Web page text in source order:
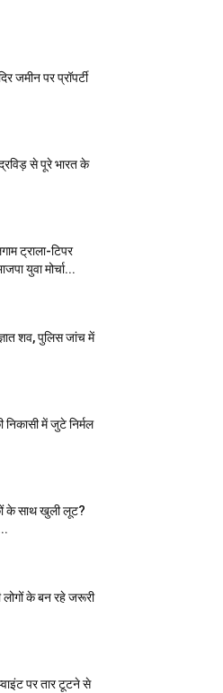
जमीन पर प्रॉपर्टी
से पूरे भारत के
ट्राला-टिपर
युवा मोर्चा...
शव, पुलिस जांच में
निकासी में जुटे निर्मल
के साथ खुली लूट?
लोगों के बन रहे जरूरी
पर तार टूटने से